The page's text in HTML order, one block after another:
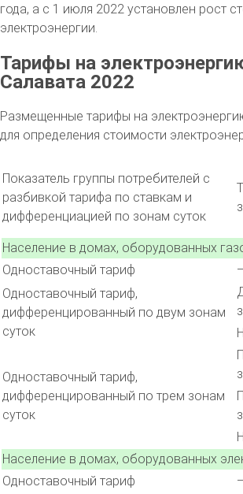
года, а с 1 июля 2022 установлен рост
электроэнергии.
Тарифы на
Салавата 2022
Размещенные тарифы на
для определения стоимости
Показатель группы потребителей с
разбивкой тарифа по ставкам и
дифференциацией по зонам суток
Население в домах, оборудованных
Одноставочный тариф
Одноставочный тариф,
дифференцированный по двум зонам
суток
Одноставочный тариф,
дифференцированный по трем зонам
суток
Население в домах, оборудованных
Одноставочный тариф